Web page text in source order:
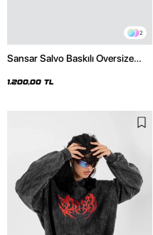
2
Sansar Salvo Baskılı Oversize
1.200,00 TL